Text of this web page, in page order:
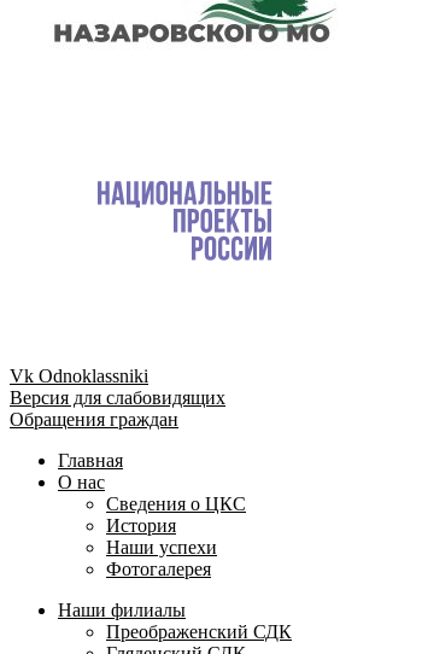
Vk Odnoklassniki
Версия для слабовидящих
Обращения граждан
Главная
О нас
Сведения о ЦКС
История
Наши успехи
Фотогалерея
Наши филиалы
Преображенский СДК